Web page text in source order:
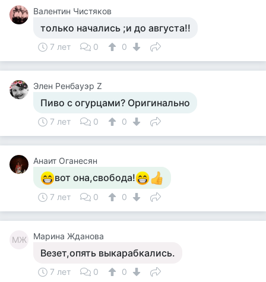
Валентин Чистяков
только начались ;и до августа!!
7 лет 0 0
Элен Ренбауэр Z
Пиво с огурцами? Оригинально
7 лет 0 0
Анаит Оганесян
вот она,свобода!
7 лет 0 0
МЖ Марина Жданова
Везет,опять выкарабкались.
7 лет 0 0